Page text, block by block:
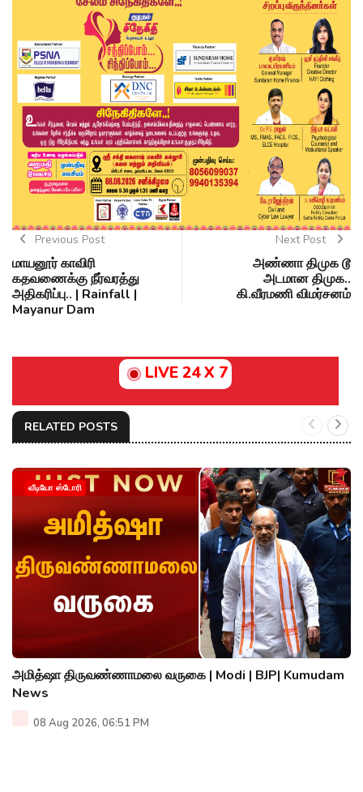
Previous Post
மாயனூர் காவிரி
கதவணைக்கு நீர்வரத்து
அதிகரிப்பு.. | Rainfall |
Mayanur Dam
Next Post
அண்ணா திமுக டூ
அடமான திமுக..
கி.வீரமணி விமர்சனம்
LIVE 24 X 7
RELATED POSTS
வீடியோ ஸ்டோரி
அமித்ஷா திருவண்ணாமலை வருகை | Modi | BJP| Kumudam
News
08 Aug 2026, 06:51 PM